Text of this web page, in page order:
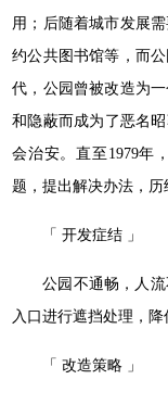
用；后随着城市发展
约公共图书馆等，而
代，公园曾被改造为
和隐蔽而成为了恶名
会治安。直至1979年
题，提出解决办法，历
「 开发症结 」
公园不通畅，人
入口进行遮挡处理，降
「 改造策略 」